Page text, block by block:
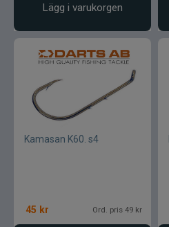
Lägg i varukorgen
Kamasan K60. s4
45 kr Ord. pris 49 kr